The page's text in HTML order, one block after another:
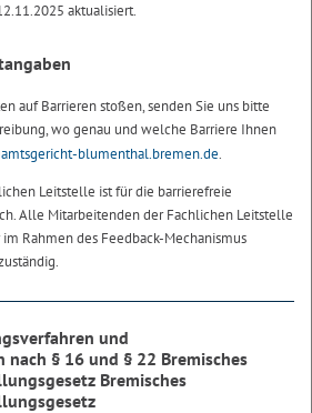
aktualisiert.
auf Barrieren stoßen, senden Sie uns bitte
wo genau und welche Barriere Ihnen
blumenthal.bremen.de.
Leitstelle ist für die barrierefreie
Alle Mitarbeitenden der Fachlichen Leitstelle
Rahmen des Feedback-Mechanismus
und
§ 16 und § 22 Bremisches
Bremisches